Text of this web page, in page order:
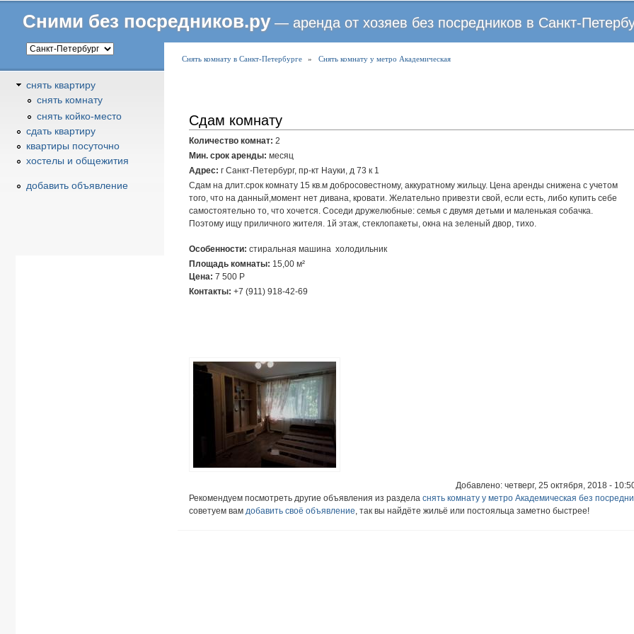
к
основному
содержанию
Сними без посредников.ру — аренда от хозяев без посредников в Санкт-
В
Снять комнату в Санкт-Петербурге » Снять комнату у метро Академическая
Сдам комнату
Количество комнат: 2
Мин. срок аренды: месяц
Адрес: г Санкт-Петербург, пр-кт Науки, д 73 к 1
Сдам на длит.срок комнату 15 кв.м добросовестному, аккуратному жильцу. Цена аренды снижена с учетом
того, что на данный,момент нет дивана, кровати. Желательно привезти свой, если есть, либо купить себе
самостоятельно то, что хочется. Соседи дружелюбные: семья с двумя детьми и маленькая собачка.
Поэтому ищу приличного жителя. 1й этаж, стеклопакеты, окна на зеленый двор, тихо.
Особенности: стиральная машина холодильник
Площадь комнаты: 15,00 м²
Цена: 7 500 Р
Контакты: +7 (911) 918-42-69
Добавлено: четверг, 25 октября, 2018 -
Рекомендуем посмотреть другие объявления из раздела снять комнату у метро Академическая без
советуем вам добавить своё объявление , так вы найдёте жильё или постояльца заметно быстрее!
снять квартиру
снять комнату
снять койко-место
сдать квартиру
квартиры посуточно
хостелы и общежития
добавить объявление